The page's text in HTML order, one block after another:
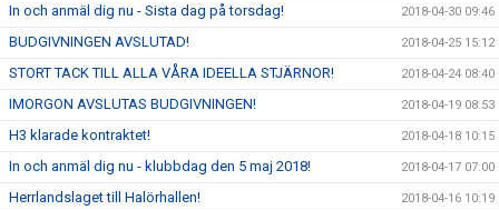
In och anmäl dig nu - Sista dag på torsdag! 2018-04-30 09:46
BUDGIVNINGEN AVSLUTAD! 2018-04-25 15:12
STORT TACK TILL ALLA VÅRA IDEELLA STJÄRNOR! 2018-04-24 08:40
IMORGON AVSLUTAS BUDGIVNINGEN! 2018-04-19 08:53
H3 klarade kontraktet! 2018-04-18 10:15
In och anmäl dig nu - klubbdag den 5 maj 2018! 2018-04-17 07:00
Herrlandslaget till Halörhallen! 2018-04-16 10:19